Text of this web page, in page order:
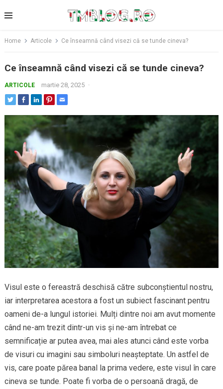
to
Home Articole Ce înseamnă când visezi că se tunde cineva?
Ce înseamnă când visezi că se tunde cineva?
ARTICOLE martie 28, 2025 ·
Visul este o fereastră deschisă către subconștientul nostru,
iar interpretarea acestora a fost un subiect fascinant pentru
oameni de-a lungul istoriei. Mulți dintre noi am avut momente
când ne-am trezit dintr-un vis și ne-am întrebat ce
semnificație ar putea avea, mai ales atunci când este vorba
de visuri cu imagini sau simboluri neașteptate. Un astfel de
vis, care poate părea banal la prima vedere, este visul în care
cineva se tunde. Poate fi vorba de o persoană dragă, de